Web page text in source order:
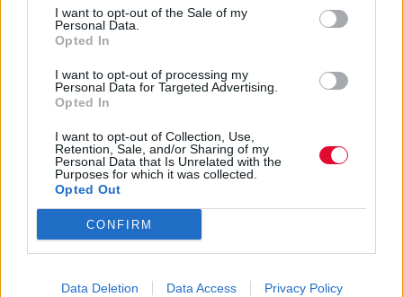
I want to opt-out of the Sale of my
Personal Data.
Opted In
I want to opt-out of processing my
Personal Data for Targeted Advertising.
Opted In
I want to opt-out of Collection, Use,
Retention, Sale, and/or Sharing of my
Personal Data that Is Unrelated with the
Purposes for which it was collected.
Opted Out
CONFIRM
Data Deletion Data Access Privacy Policy